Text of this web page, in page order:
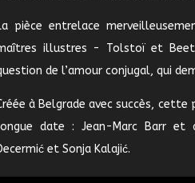
pièce entrelace
illustres - Tolstoï et
de l’amour conjugal, qui
à Belgrade avec succès,
date : Jean-Marc Barr et
et Sonja Kalajić.